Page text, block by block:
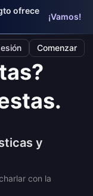
ofrece
¡Vamos!
Comenzar
y
con la